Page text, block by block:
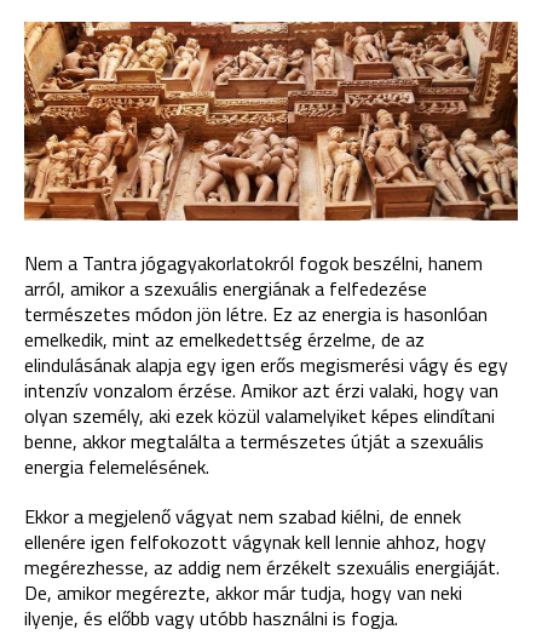
Nem a Tantra jógagyakorlatokról fogok beszélni, hanem
arról, amikor a szexuális energiának a felfedezése
természetes módon jön létre. Ez az energia is hasonlóan
emelkedik, mint az emelkedettség érzelme, de az
elindulásának alapja egy igen erős megismerési vágy és egy
intenzív vonzalom érzése. Amikor azt érzi valaki, hogy van
olyan személy, aki ezek közül valamelyiket képes elindítani
benne, akkor megtalálta a természetes útját a szexuális
energia felemelésének.
Ekkor a megjelenő vágyat nem szabad kiélni, de ennek
ellenére igen felfokozott vágynak kell lennie ahhoz, hogy
megérezhesse, az addig nem érzékelt szexuális energiáját.
De, amikor megérezte, akkor már tudja, hogy van neki
ilyenje, és előbb vagy utóbb használni is fogja.